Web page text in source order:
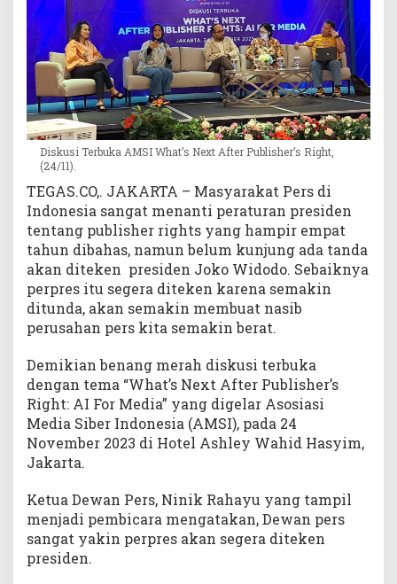
i
d
e
n
Diskusi Terbuka AMSI What’s Next After Publisher’s Right,
(24/11).
TEGAS.CO,. JAKARTA – Masyarakat Pers di
Indonesia sangat menanti peraturan presiden
tentang publisher rights yang hampir empat
tahun dibahas, namun belum kunjung ada tanda
akan diteken presiden Joko Widodo. Sebaiknya
perpres itu segera diteken karena semakin
ditunda, akan semakin membuat nasib
perusahan pers kita semakin berat.
Demikian benang merah diskusi terbuka
dengan tema “What’s Next After Publisher’s
Right: AI For Media” yang digelar Asosiasi
Media Siber Indonesia (AMSI), pada 24
November 2023 di Hotel Ashley Wahid Hasyim,
Jakarta.
Ketua Dewan Pers, Ninik Rahayu yang tampil
menjadi pembicara mengatakan, Dewan pers
sangat yakin perpres akan segera diteken
presiden.